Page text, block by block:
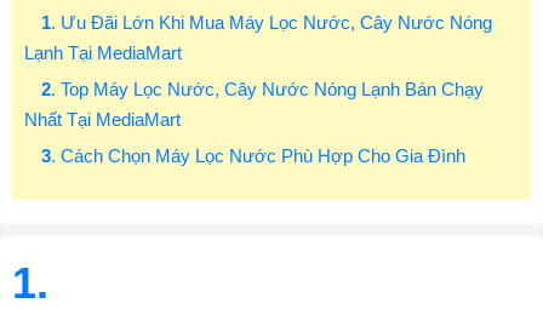
1. Ưu Đãi Lớn Khi Mua Máy Lọc Nước, Cây Nước Nóng
Lạnh Tại MediaMart
2. Top Máy Lọc Nước, Cây Nước Nóng Lạnh Bán Chạy
Nhất Tại MediaMart
3. Cách Chọn Máy Lọc Nước Phù Hợp Cho Gia Đình
1.